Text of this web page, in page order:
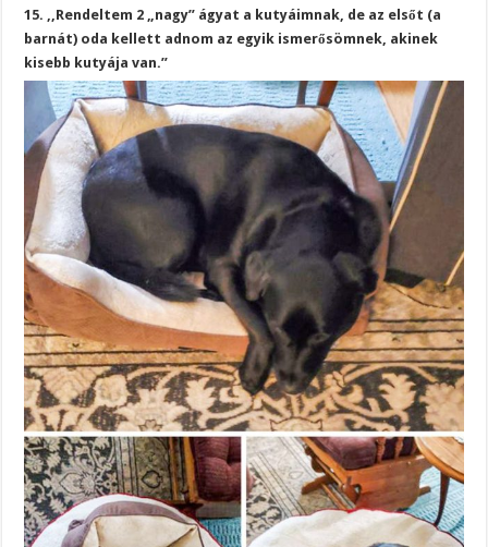
15. ,,Rendeltem 2 „nagy” ágyat a kutyáimnak, de az elsőt (a
barnát) oda kellett adnom az egyik ismerősömnek, akinek
kisebb kutyája van.”